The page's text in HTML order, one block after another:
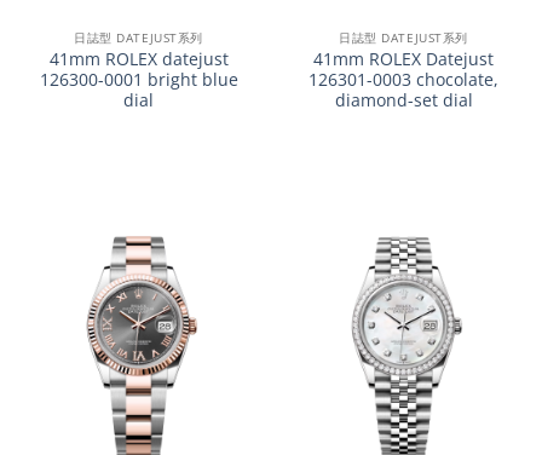
日誌型 DATEJUST系列
41mm ROLEX datejust
126300-0001 bright blue
dial
日誌型 DATEJUST系列
41mm ROLEX Datejust
126301-0003 chocolate,
diamond-set dial